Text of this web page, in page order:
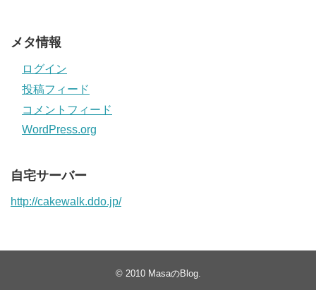
メタ情報
ログイン
投稿フィード
コメントフィード
WordPress.org
自宅サーバー
http://cakewalk.ddo.jp/
© 2010 MasaのBlog.